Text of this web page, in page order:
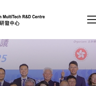
）
會員登入
EN 繁 简